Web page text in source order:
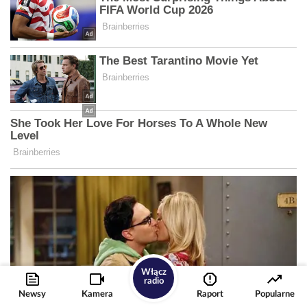
Newsy Kamera
Włącz
radio
Raport
Popularne